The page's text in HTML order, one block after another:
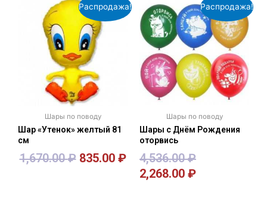
Распродажа!
Шары по поводу
Шар «Утенок» желтый 81
см
1,670.00₽ 835.00 ₽
Распродажа!
Шары по поводу
Шары с Днём Рождения
оторвись
4,536.00₽
2,268.00 ₽